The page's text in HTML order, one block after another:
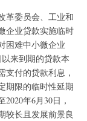
革委员会、工业和
企业贷款实施临时
困难中小微企业
以来到期的贷款本
支付的贷款利息，
期限的临时性延期
年6月30日，
较长且发展前景良